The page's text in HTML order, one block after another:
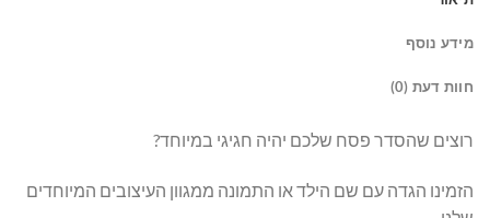
מידע נוסף
חוות דעת (0)
רוצים שהסדר פסח שלכם יהיה חגיגי במיוחד?
הזמינו הגדה עם שם הילד או התמונה ממגוון העיצובים המיוחדים